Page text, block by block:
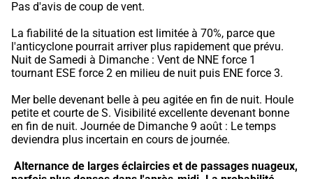
Pas d'avis de coup de vent.
La fiabilité de la situation est limitée à 70%, parce que
l'anticyclone pourrait arriver plus rapidement que prévu.
Nuit de Samedi à Dimanche : Vent de NNE force 1
tournant ESE force 2 en milieu de nuit puis ENE force 3.
Mer belle devenant belle à peu agitée en fin de nuit. Houle
petite et courte de S. Visibilité excellente devenant bonne
en fin de nuit. Journée de Dimanche 9 août : Le temps
deviendra plus incertain en cours de journée.
Alternance de larges éclaircies et de passages nuageux,